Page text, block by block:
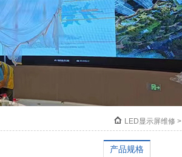
LED显示屏维修 >
产品规格